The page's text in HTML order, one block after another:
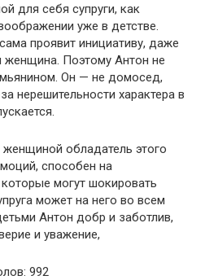
для себя супруги, как
уже в детстве.
проявит инициативу, даже
женщина. Поэтому Антон не
Он — не домосед,
нерешительности характера в
обладатель этого
способен на
могут шокировать
может на него во всем
Антон добр и заботлив,
и уважение,
992